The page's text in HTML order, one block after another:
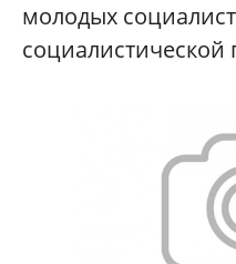
молодых
социалистической